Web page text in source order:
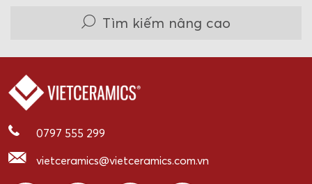
Tìm kiếm nâng cao
0797 555 299
vietceramics@vietceramics.com.vn